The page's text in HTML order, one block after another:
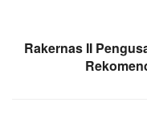
Rakernas II